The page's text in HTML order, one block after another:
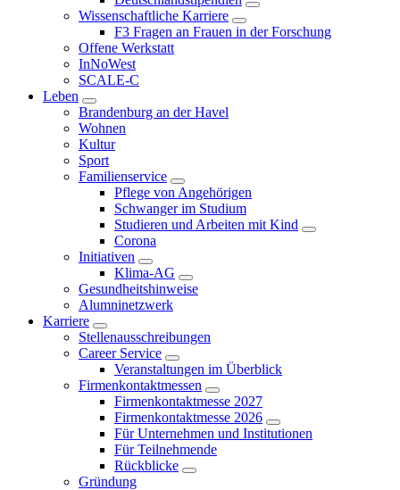
Wissenschaftliche Karriere
F3 Fragen an Frauen in der Forschung
Offene Werkstatt
InNoWest
SCALE-C
Leben
Brandenburg an der Havel
Wohnen
Kultur
Sport
Familienservice
Pflege von Angehörigen
Schwanger im Studium
Studieren und Arbeiten mit Kind
Corona
Initiativen
Klima-AG
Gesundheitshinweise
Alumninetzwerk
Karriere
Stellenausschreibungen
Career Service
Veranstaltungen im Überblick
Firmenkontaktmessen
Firmenkontaktmesse 2027
Firmenkontaktmesse 2026
Für Unternehmen und Institutionen
Für Teilnehmende
Rückblicke
Gründung